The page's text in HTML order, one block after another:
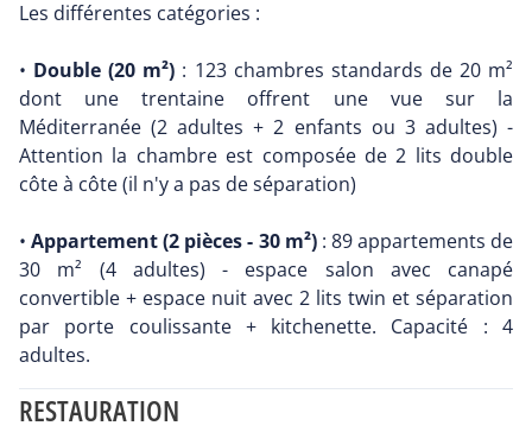
Les différentes catégories :
• Double (20 m²) : 123 chambres standards de 20 m²
dont une trentaine offrent une vue sur la
Méditerranée (2 adultes + 2 enfants ou 3 adultes) -
Attention la chambre est composée de 2 lits double
côte à côte (il n'y a pas de séparation)
•Appartement (2 pièces - 30 m²): 89 appartements de
30 m² (4 adultes) - espace salon avec canapé
convertible + espace nuit avec 2 lits twin et séparation
par porte coulissante + kitchenette. Capacité : 4
adultes.
RESTAURATION